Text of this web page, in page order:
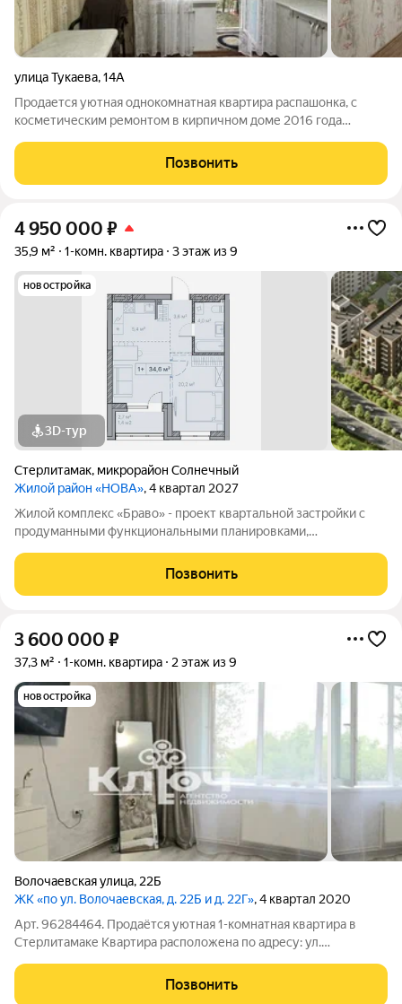
улица Тукаева,14А
Продается уютная однокомнатная квартира распашонка, с
косметическим ремонтом в кирпичном доме 2016 года
спокойствие. Раздельный санузел добавляет удобства, а
балкон позволяет наслаждаться свежим
Позвонить
4 950 000 ₽
35,9 м² 1-комн. квартира 3 этаж из 9
новостройка
3D-тур
Стерлитамак, микрорайон Солнечный
Жилой район «НОВА», 4 квартал 2027
Жилой комплекс «Браво» - проект квартальной застройки с
продуманными функциональными планировками,
человека. Жилой комплекс «Браво» - проект квартальной
застройки с продуманными функциональными
Позвонить
3 600 000 ₽
37,3 м² 1-комн. квартира 2 этаж из 9
новостройка
Волочаевская улица, 22Б
ЖК «по ул. Волочаевская, д. 22Б и д. 22Г», 4 квартал 2020
Арт. 96284464. Продаётся уютная 1-комнатная квартира в
Стерлитамаке Квартира расположена по адресу: ул.
этажного кирпичного дома (2020 года постройки). В квартире
выполнен качественный
Позвонить